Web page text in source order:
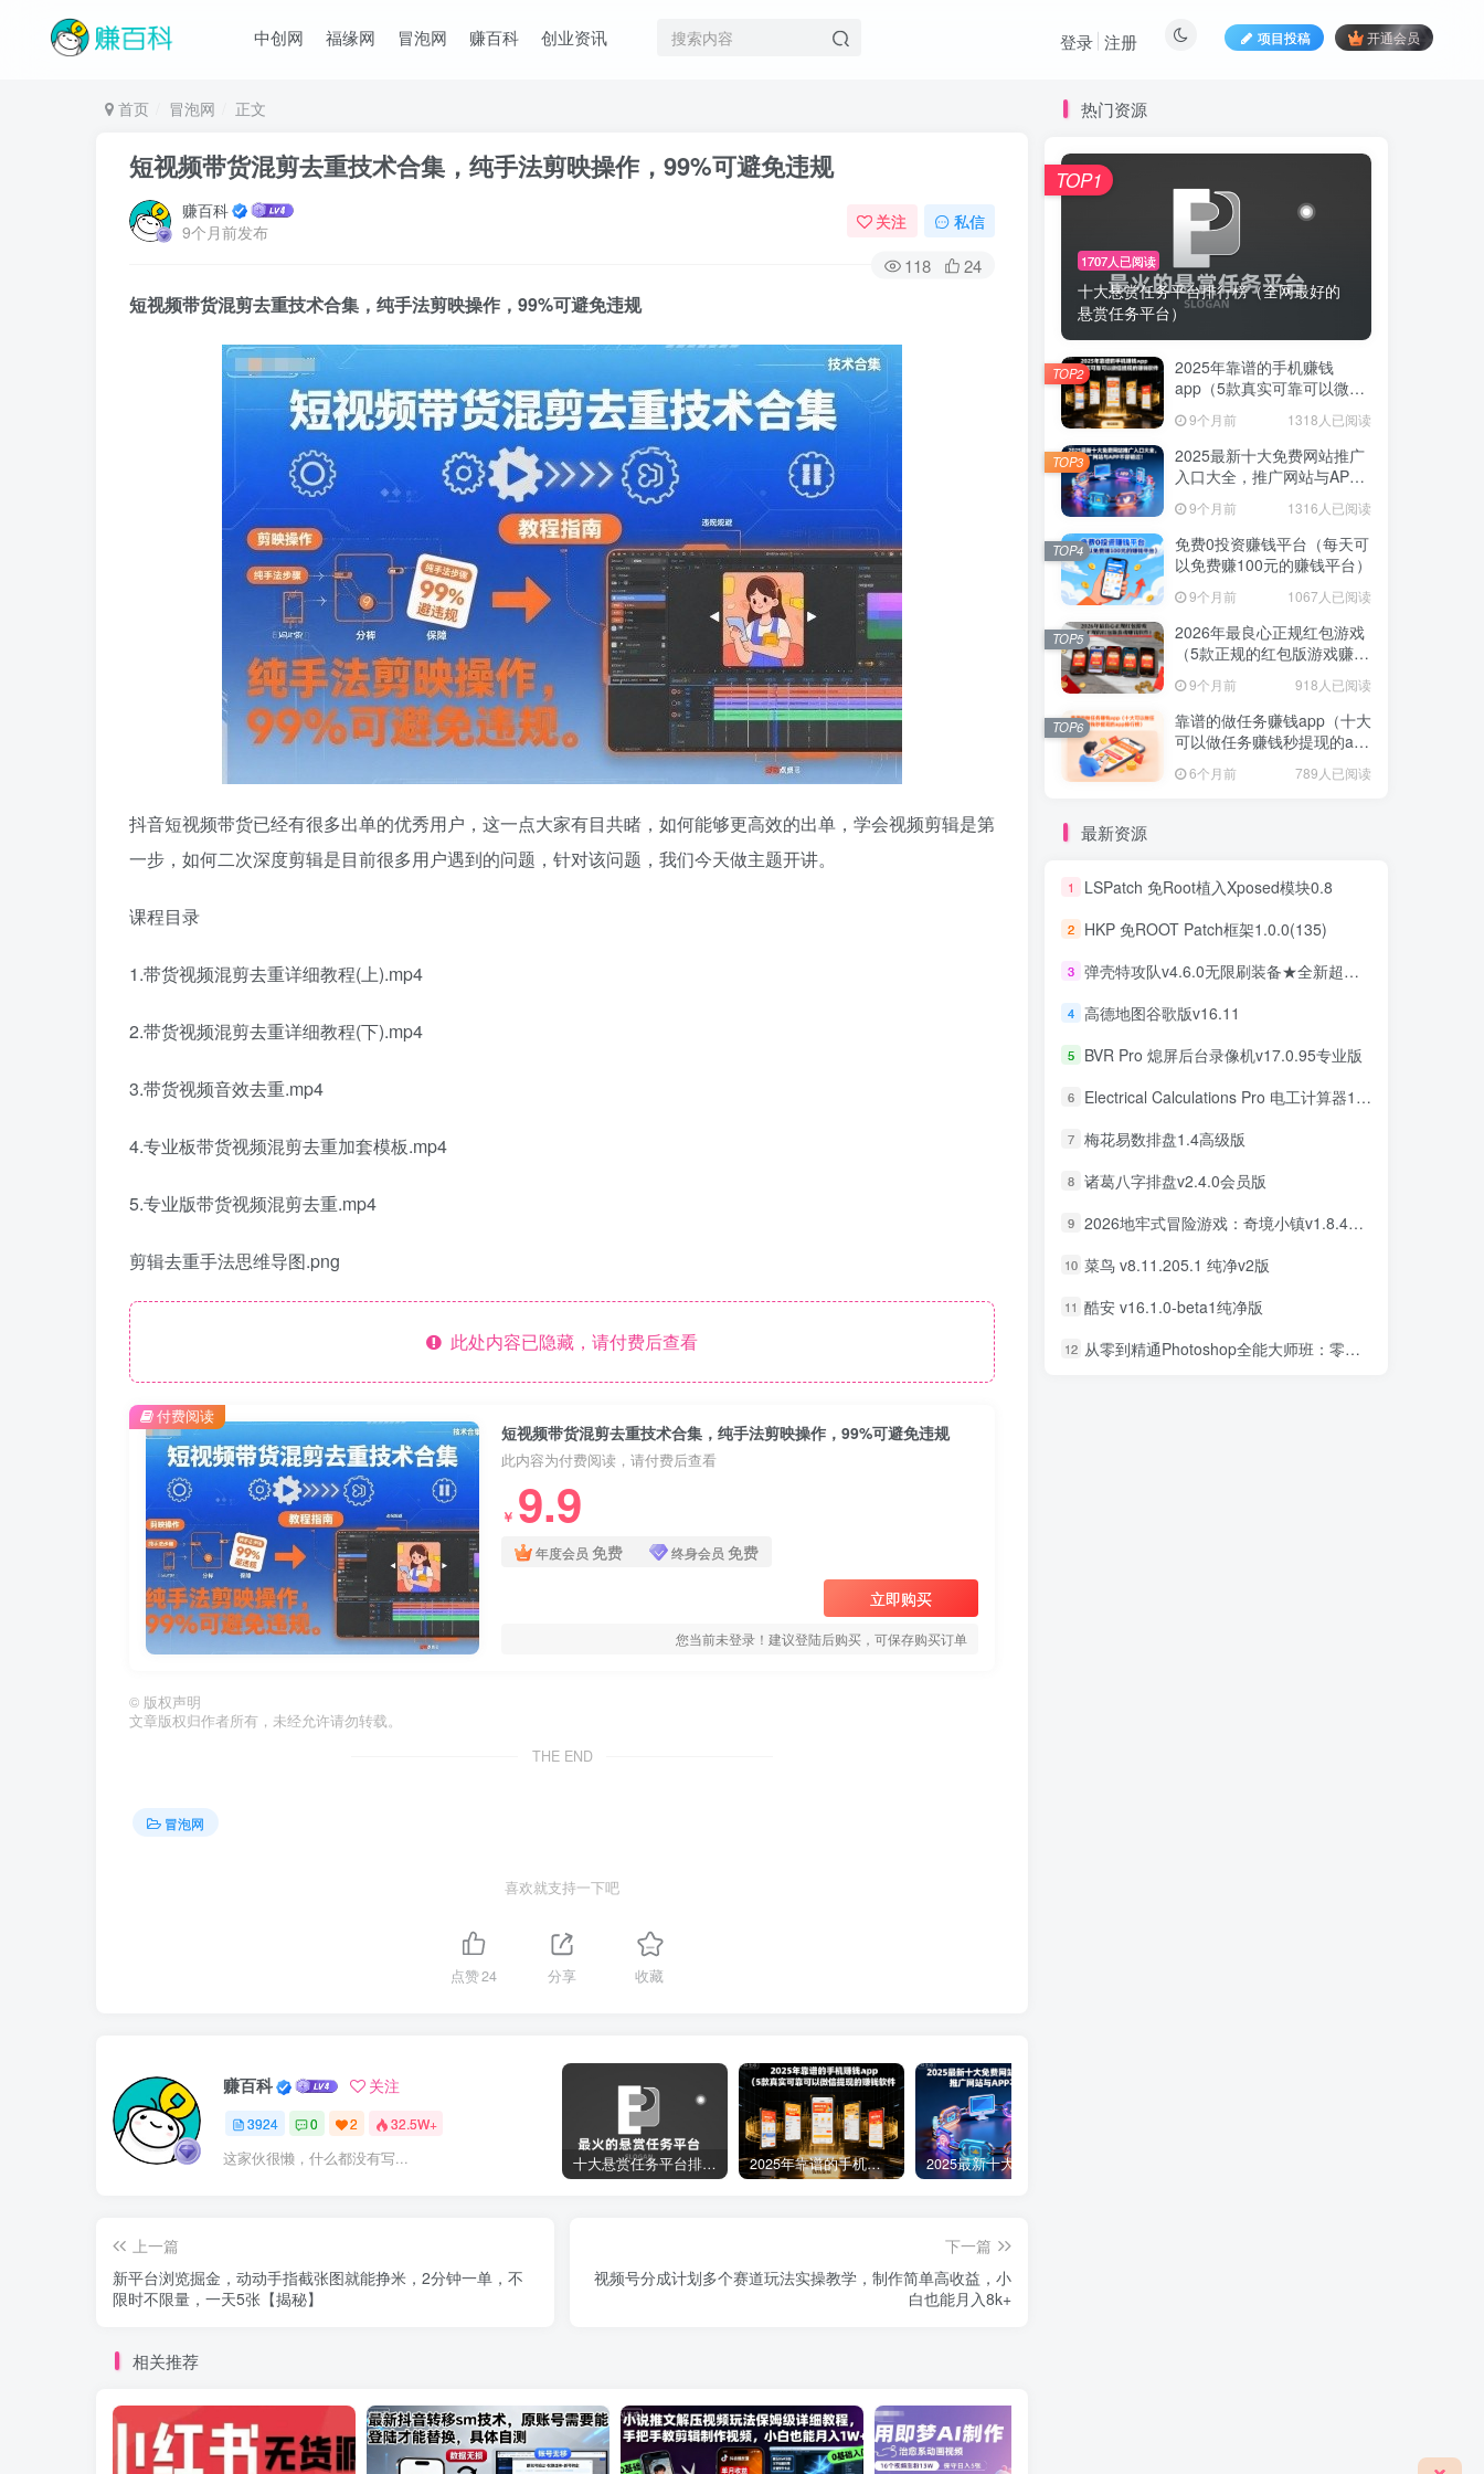
中创网 福缘网 冒泡网 赚百科 创业资讯 项目投稿 开通会员
登录 注册
首页 冒泡网 正文
短视频带货混剪去重技术合集，纯手法剪映操作，99%可避免违规
赚百科
9个月前发布
关注 私信
118 24
短视频带货混剪去重技术合集，纯手法剪映操作，99%可避免违规
抖音短视频带货已经有很多出单的优秀用户，这一点大家有目共睹，如何能够更高效的出单，学会视频剪辑是第
一步，如何二次深度剪辑是目前很多用户遇到的问题，针对该问题，我们今天做主题开讲。
课程目录
1.带货视频混剪去重详细教程(上).mp4
2.带货视频混剪去重详细教程(下).mp4
3.带货视频音效去重.mp4
4.专业板带货视频混剪去重加套模板.mp4
5.专业版带货视频混剪去重.mp4
剪辑去重手法思维导图.png
此处内容已隐藏，请付费后查看
短视频带货混剪去重技术合集，纯手法剪映操作，99%可避免违规
此内容为付费阅读，请付费后查看
￥ 9.9
年度会员 免费 终身会员 免费
立即购买
您当前未登录！建议登陆后购买，可保存购买订单
付费阅读
© 版权声明
文章版权归作者所有，未经允许请勿转载。
THE END
冒泡网
喜欢就支持一下吧
点赞24 分享 收藏
赚百科 关注
3924 0 2 32.5W+
这家伙很懒，什么都没有写... 十大悬赏任务平台排行榜（全网最好的悬赏任务平台） 2025年靠谱的手机赚钱app（5款真实可靠可以微信提现的赚钱软件）
上一篇
新平台浏览掘金，动动手指截张图就能挣米，2分钟一单，不
限时不限量，一天5张【揭秘】
下一篇
视频号分成计划多个赛道玩法实操教学，制作简单高收益，小
白也能月入8k+
相关推荐
热门资源
1707人已阅读
十大悬赏任务平台排行榜（全网最好的
悬赏任务平台）
TOP1
2025年靠谱的手机赚钱
app（5款真实可靠可以微信
9个月前 1318人已阅读
TOP2
2025最新十大免费网站推广
入口大全，推广网站与APP
9个月前 1316人已阅读
TOP3
免费0投资赚钱平台（每天可
以免费赚100元的赚钱平台）
9个月前 1067人已阅读
TOP4
2026年最良心正规红包游戏
（5款正规的红包版游戏赚钱
9个月前 918人已阅读
TOP5
靠谱的做任务赚钱app（十大
可以做任务赚钱秒提现的app
6个月前 789人已阅读
TOP6
最新资源
1 LSPatch 免Root植入Xposed模块0.8
2 HKP 免ROOT Patch框架1.0.0(135)
3 弹壳特攻队v4.6.0无限刷装备★全新超爽动作射击割草游戏
4 高德地图谷歌版v16.11
5 BVR Pro 熄屏后台录像机v17.0.95专业版
6 Electrical Calculations Pro 电工计算器11.0.5专业版
7 梅花易数排盘1.4高级版
8 诸葛八字排盘v2.4.0会员版
9 2026地牢式冒险游戏：奇境小镇v1.8.411完美版
10 菜鸟 v8.11.205.1 纯净v2版
11 酷安 v16.1.0-beta1纯净版
12 从零到精通Photoshop全能大师班：零基础学PS，直通商业设计变现